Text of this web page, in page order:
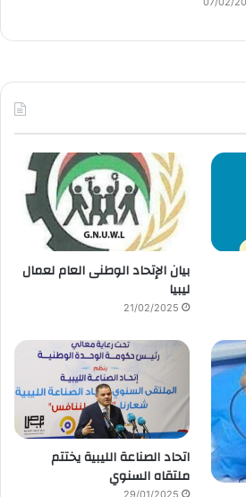
بيان الإتحاد الوطنى العام لعمال
ليبيا
21/02/2025
اتحاد الصناعة الليبية يختتم
ملتقاه السنوي
29/01/2025